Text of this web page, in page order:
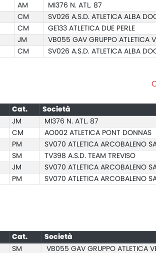
AM MI376 N. ATL. 87
CM SV026 A.S.D. ATLETICA ALBA
CM GE133 ATLETICA DUE PERLE
JM VB055 GAV GRUPPO ATLETICA
CM SV026 A.S.D. ATLETICA ALBA
Cat. Società
JM MI376 N. ATL. 87
CM AO002 ATLETICA PONT DONNAS
PM SV070 ATLETICA ARCOBALENO
SM TV398 A.S.D. TEAM TREVISO
JM SV070 ATLETICA ARCOBALENO
PM SV070 ATLETICA ARCOBALENO
Cat. Società
SM VB055 GAV GRUPPO ATLETICA